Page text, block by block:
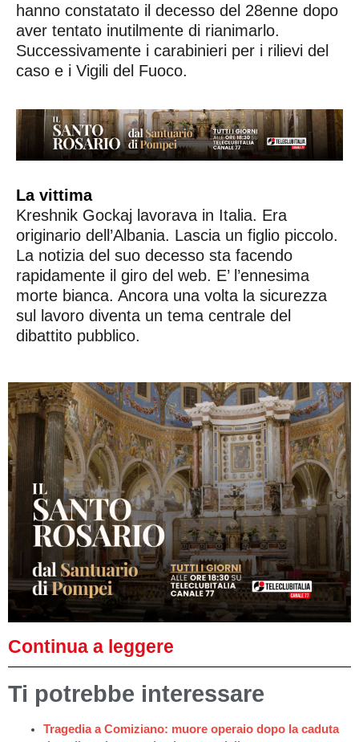
hanno constatato il decesso del 28enne dopo
aver tentato inutilmente di rianimarlo.
Successivamente i carabinieri per i rilievi del
caso e i Vigili del Fuoco.
La vittima
Kreshnik Gockaj lavorava in Italia. Era
originario dell’Albania. Lascia un figlio piccolo.
La notizia del suo decesso sta facendo
rapidamente il giro del web. E’ l’ennesima
morte bianca. Ancora una volta la sicurezza
sul lavoro diventa un tema centrale del
dibattito pubblico.
Continua a leggere
Ti potrebbe interessare
Tragedia a Comiziano: muore operaio dopo la caduta